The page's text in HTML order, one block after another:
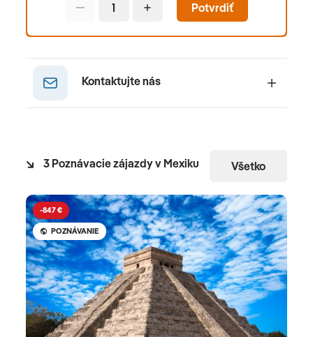
Potvrdiť
Kontaktujte nás
3 Poznávacie zájazdy v Mexiku Všetko
-847 €
POZNÁVANIE